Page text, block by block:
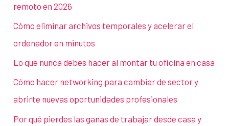
remoto en 2026
Cómo eliminar archivos temporales y acelerar el
ordenador en minutos
Lo que nunca debes hacer al montar tu oficina en casa
Cómo hacer networking para cambiar de sector y
abrirte nuevas oportunidades profesionales
Por qué pierdes las ganas de trabajar desde casa y